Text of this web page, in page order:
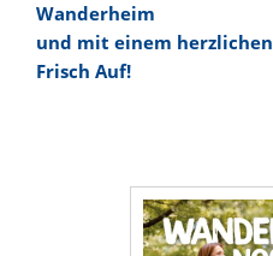
Wanderheim
und mit einem herzlichen
Frisch Auf!